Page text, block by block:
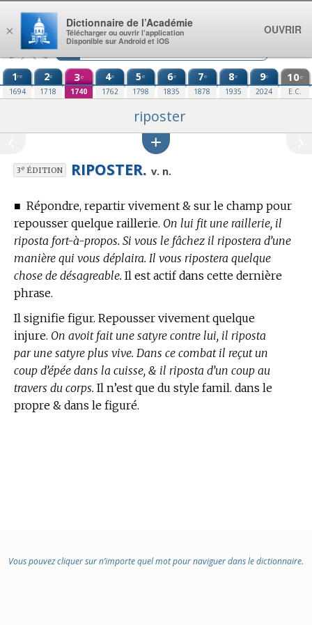
Aller au contenu
1re
1694
2e
1718
3e
1740
4e
1762
5e
1798
6e
1835
7e
1878
8e
1935
9e
2024
10e
E.C.
riposter
3eÉDITION RIPOSTER. v. n.
■ Répondre, repartir vivement & sur le champ pour
repousser quelque raillerie. On lui fit une raillerie, il
riposta fort-à-propos. Si vous le fâchez il ripostera d’une
manière qui vous déplaira. Il vous ripostera quelque
chose de désagreable. Il est actif dans cette dernière
phrase.
Il signifie figur. Repousser vivement quelque
injure. On avoit fait une satyre contre lui, il riposta
par une satyre plus vive. Dans ce combat il reçut un
coup d’épée dans la cuisse, & il riposta d’un coup au
travers du corps. Il n’est que du style famil. dans le
propre & dans le figuré.
Vous pouvez cliquer sur n’importe quel mot pour naviguer dans le dictionnaire.
×
Dictionnaire de l’Académie
Télécharger ou ouvrir l’application
Disponible sur Android et iOS
OUVRIR